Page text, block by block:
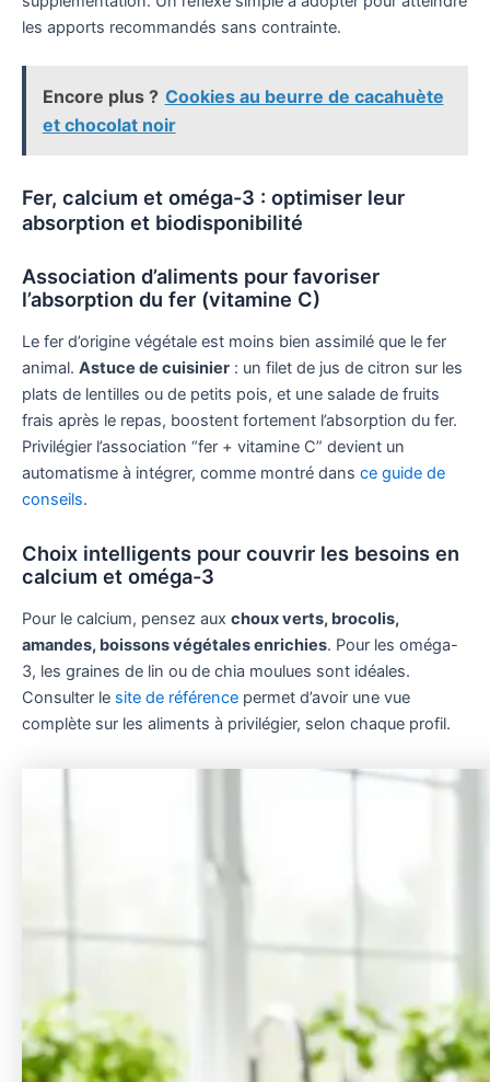
les apports recommandés sans contrainte.
Encore plus ? Cookies au beurre de cacahuète
et chocolat noir
Fer, calcium et oméga-3 : optimiser leur
absorption et biodisponibilité
Association d’aliments pour favoriser
l’absorption du fer (vitamine C)
Le fer d’origine végétale est moins bien assimilé que le fer
animal. Astuce de cuisinier : un filet de jus de citron sur les
plats de lentilles ou de petits pois, et une salade de fruits
frais après le repas, boostent fortement l’absorption du fer.
Privilégier l’association “fer + vitamine C” devient un
automatisme à intégrer, comme montré dans ce guide de
conseils.
Choix intelligents pour couvrir les besoins en
calcium et oméga-3
Pour le calcium, pensez aux choux verts, brocolis,
amandes, boissons végétales enrichies. Pour les oméga-
3, les graines de lin ou de chia moulues sont idéales.
Consulter le site de référence permet d’avoir une vue
complète sur les aliments à privilégier, selon chaque profil.